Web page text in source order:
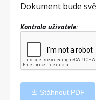
Dokument bude
Kontrola uživatele:
Stáhnout PDF